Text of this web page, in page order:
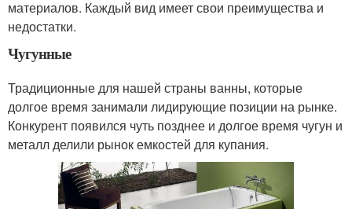
материалов. Каждый вид имеет свои преимущества и
недостатки.
Чугунные
Традиционные для нашей страны ванны, которые
долгое время занимали лидирующие позиции на рынке.
Конкурент появился чуть позднее и долгое время чугун и
металл делили рынок емкостей для купания.